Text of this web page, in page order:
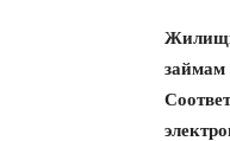
займам